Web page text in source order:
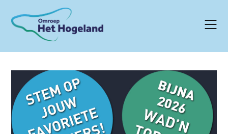
content